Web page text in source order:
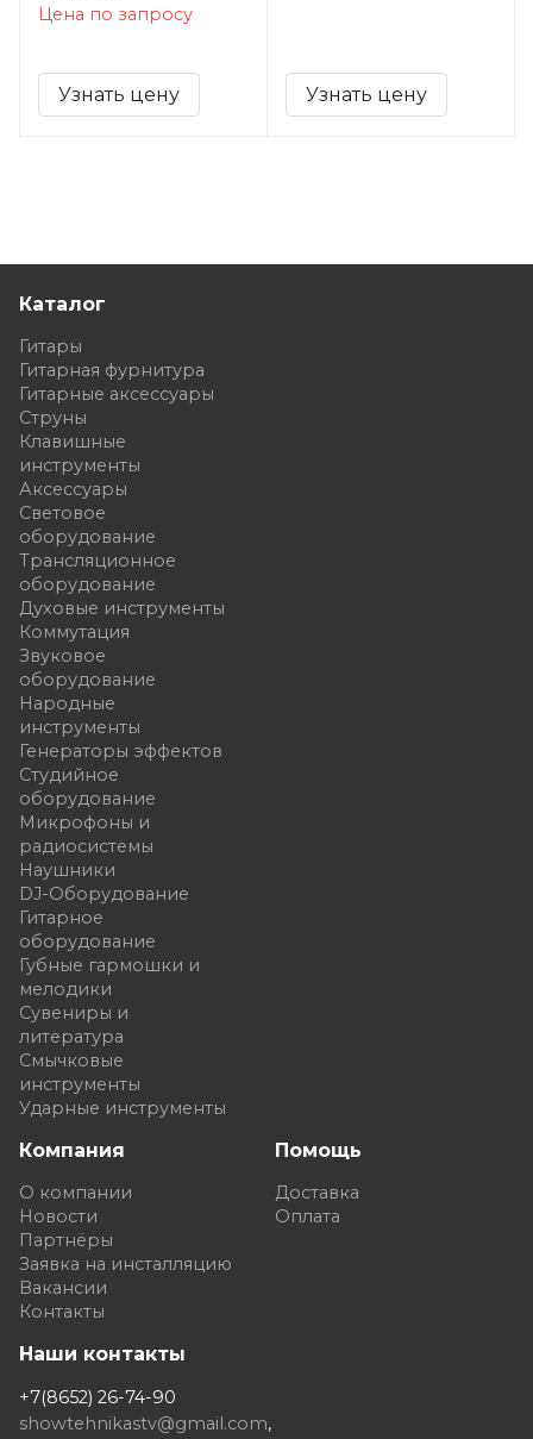
Цена по запросу
Узнать цену Узнать цену
Каталог
Гитары
Гитарная фурнитура
Гитарные аксессуары
Струны
Клавишные
инструменты
Аксессуары
Световое
оборудование
Трансляционное
оборудование
Духовые инструменты
Коммутация
Звуковое
оборудование
Народные
инструменты
Генераторы эффектов
Студийное
оборудование
Микрофоны и
радиосистемы
Наушники
DJ-Оборудование
Гитарное
оборудование
Губные гармошки и
мелодики
Сувениры и
литература
Смычковые
инструменты
Ударные инструменты
Компания
О компании
Новости
Партнёры
Заявка на инсталляцию
Вакансии
Контакты
Помощь
Доставка
Оплата
Наши контакты
+7(8652) 26-74-90
showtehnikastv@gmail.com,